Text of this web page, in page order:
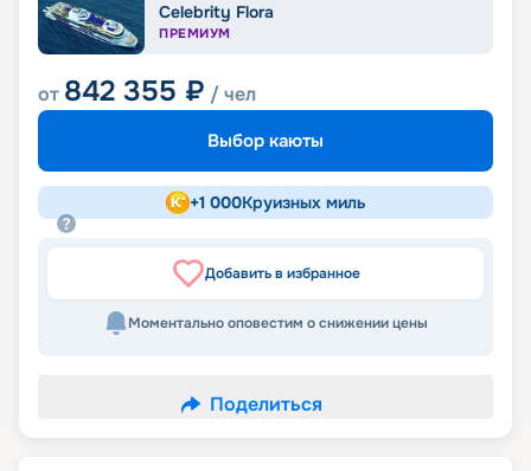
Celebrity Flora
ПРЕМИУМ
от 842 355 ₽ / чел
Выбор каюты
+1 000Круизных миль
Добавить в избранное
Моментально оповестим о снижении цены
Поделиться